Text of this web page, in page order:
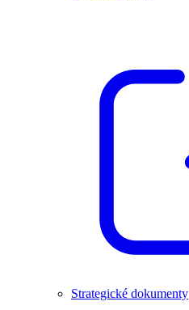
Strategické dokumenty